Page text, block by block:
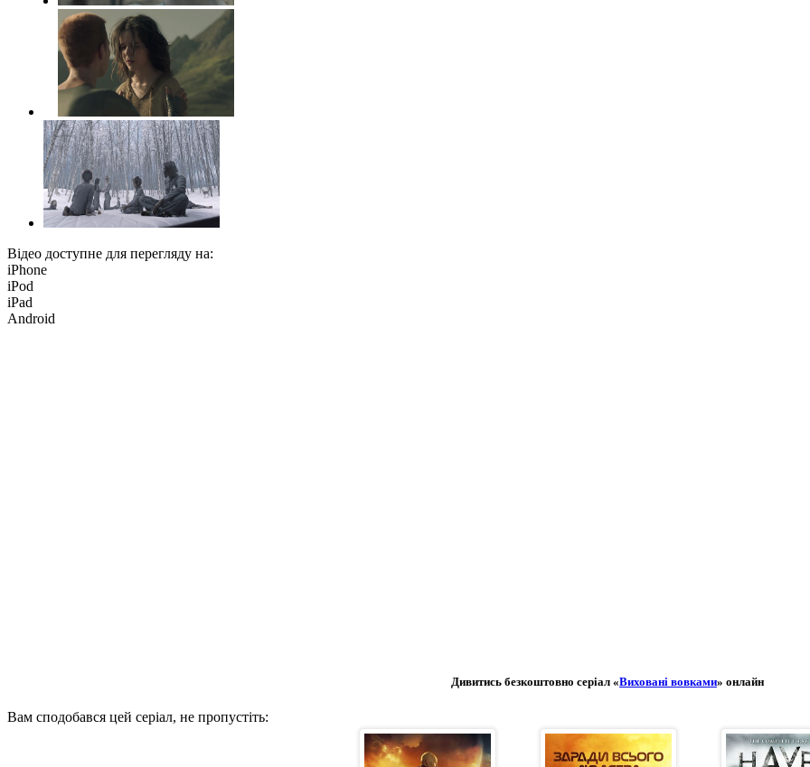
Відео доступне для перегляду на:
iPhone
iPod
iPad
Android
Дивитись безкоштовно серіал «Виховані вовками» онлайн
Вам сподобався цей серіал, не пропустіть: